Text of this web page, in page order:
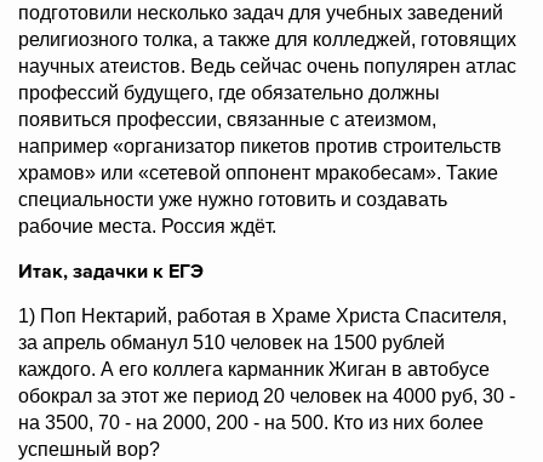
подготовили несколько задач для учебных заведений
религиозного толка, а также для колледжей, готовящих
научных атеистов. Ведь сейчас очень популярен атлас
профессий будущего, где обязательно должны
появиться профессии, связанные с атеизмом,
например «организатор пикетов против строительств
храмов» или «сетевой оппонент мракобесам». Такие
специальности уже нужно готовить и создавать
рабочие места. Россия ждёт.
Итак, задачки к ЕГЭ
1) Поп Нектарий, работая в Храме Христа Спасителя,
за апрель обманул 510 человек на 1500 рублей
каждого. А его коллега карманник Жиган в автобусе
обокрал за этот же период 20 человек на 4000 руб, 30 -
на 3500, 70 - на 2000, 200 - на 500. Кто из них более
успешный вор?